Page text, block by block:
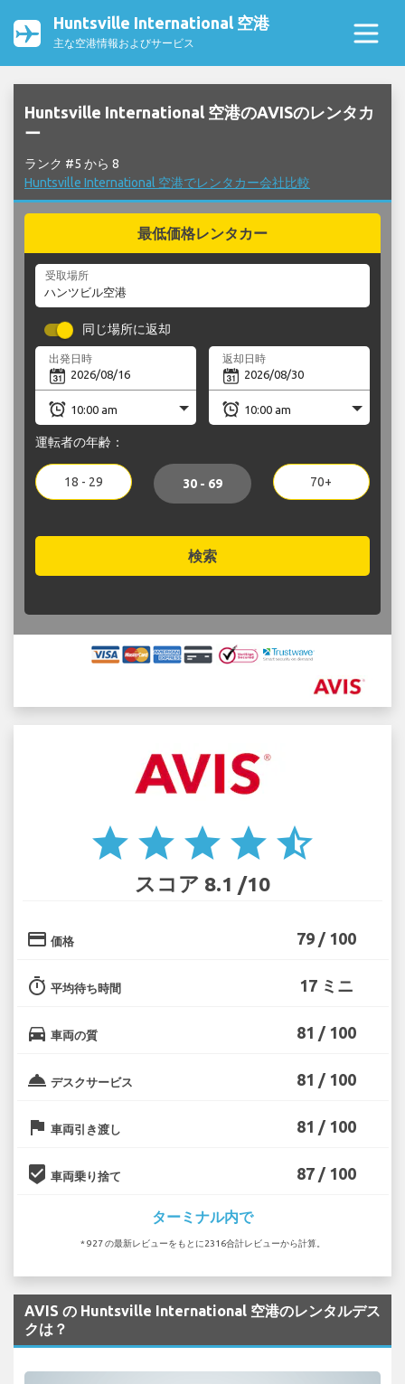
Huntsville International 空港
主な空港情報およびサービス
Huntsville International 空港のAVISのレンタカ
ー
ランク #5 から 8
Huntsville International 空港でレンタカー会社比較
最低価格レンタカー
受取場所
同じ場所に返却
出発日時 返却日時
運転者の年齢：
18 - 29 30 - 69 70+
検索
star star star star star_half
スコア 8.1 /10
credit_card 価格 79 / 100
timer 平均待ち時間 17 ミニ
directions_car 車両の質 81 / 100
room_service デスクサービス 81 / 100
flag 車両引き渡し 81 / 100
beenhere 車両乗り捨て 87 / 100
ターミナル内で
* 927 の最新レビューをもとに2316合計レビューから計算。
AVIS の Huntsville International 空港のレンタルデス
クは？